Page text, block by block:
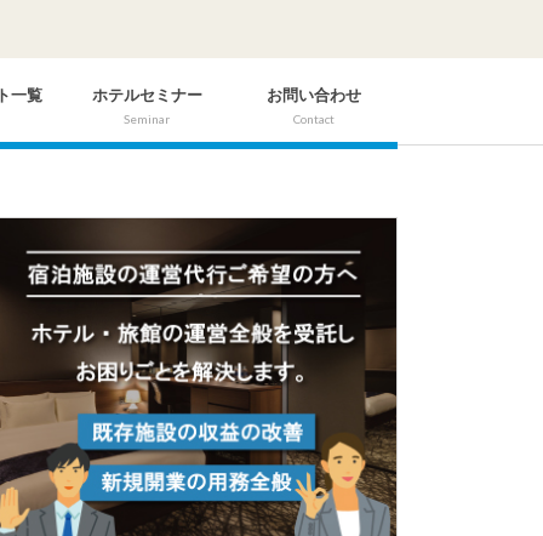
一覧 ホテルセミナー
Seminar
お問い合わせ
Contact